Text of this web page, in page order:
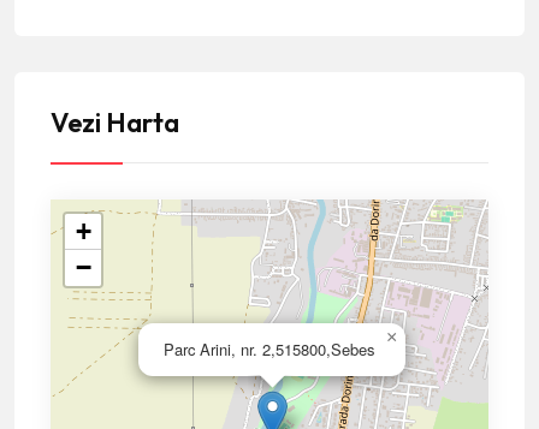
Vezi Harta
Parc Arini, nr. 2,515800,Sebes
×
+
−